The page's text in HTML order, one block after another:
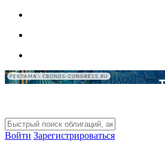
РЕКЛАМА • CBONDS-CONGRESS.RU
Войти Зарегистрироваться